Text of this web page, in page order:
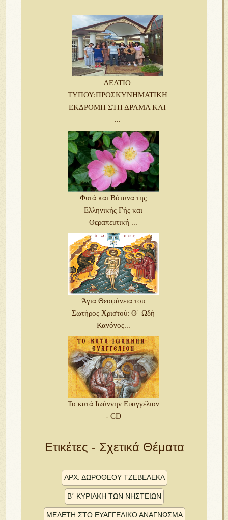
ΔΕΛΤΙΟ
ΤΥΠΟΥ:ΠΡΟΣΚΥΝΗΜΑΤΙΚΗ
ΕΚΔΡΟΜΗ ΣΤΗ ΔΡΑΜΑ ΚΑΙ
...
Φυτά και Βότανα της
Ελληνικής Γής και
Θεραπευτική ...
Άγια Θεοφάνεια του
Σωτήρος Χριστού: Θ΄ Ωδή
Κανόνος...
Το κατά Ιωάννην Ευαγγέλιον
- CD
Ετικέτες - Σχετικά Θέματα
ἈΡΧ. ΔΩΡΟΘΈΟΥ ΤΖΕΒΕΛΈΚΑ
Β΄ ΚΥΡΙΑΚΉ ΤΩΝ ΝΗΣΤΕΙΏΝ
ΜΕΛΈΤΗ ΣΤΌ ΕΥ̓ΑΓΓΕΛΙΚΌ ΑΝΆΓΝΩΣΜΑ